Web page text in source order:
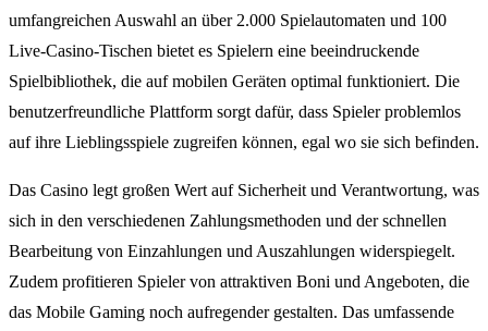
umfangreichen Auswahl an über 2.000 Spielautomaten und 100
Live-Casino-Tischen bietet es Spielern eine beeindruckende
Spielbibliothek, die auf mobilen Geräten optimal funktioniert. Die
benutzerfreundliche Plattform sorgt dafür, dass Spieler problemlos
auf ihre Lieblingsspiele zugreifen können, egal wo sie sich befinden.
Das Casino legt großen Wert auf Sicherheit und Verantwortung, was
sich in den verschiedenen Zahlungsmethoden und der schnellen
Bearbeitung von Einzahlungen und Auszahlungen widerspiegelt.
Zudem profitieren Spieler von attraktiven Boni und Angeboten, die
das Mobile Gaming noch aufregender gestalten. Das umfassende